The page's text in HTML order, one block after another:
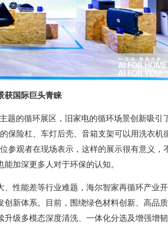
获国际巨头青睐
的循环展区，旧家电的循环场景创新吸引
保险杠、车灯后壳、音箱支架可以用洗衣机
参观者在现场表示，这样的展示很有意义，
加深更多人对于环保的认知。
性能差等行业难题，海尔智家再循环产业
新体系。目前，围绕绿色材料创新、高品
级多模态深度清洗、一体化分选及增强增